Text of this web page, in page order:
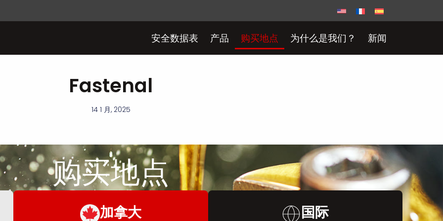
安全数据表 产品 购买地点 为什么是我们？ 新闻
Fastenal
14 1 月, 2025
购买地点
加拿大 国际